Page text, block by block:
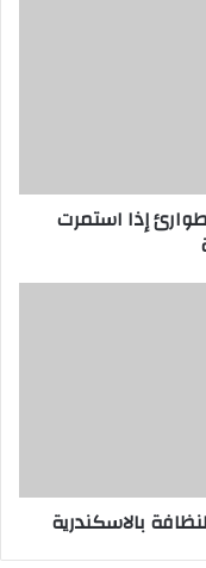
إذا استمرت
بالاسكندرية